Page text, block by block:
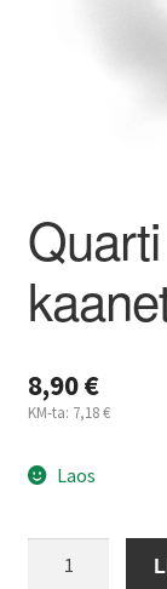
Meist
Minu konto
Mee RNA
8,90€
KM-ta: 7,18€
Laos